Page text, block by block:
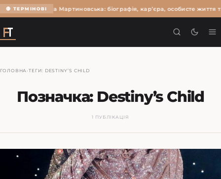
🔴 ТЕРМІНОВІОльга Мартиновська: біографія, кар’єра, особисте життя
ГОЛОВНА ›ТЕГИ: DESTINY’S CHILD
Позначка: Destiny’s Child
1 ПУБЛІКАЦІЯ